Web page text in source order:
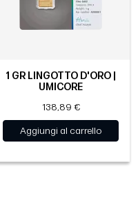
1 GR LINGOTTO D'ORO |
UMICORE
138,89 €
Aggiungi al carrello